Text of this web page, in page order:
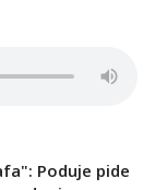
Poduje pide